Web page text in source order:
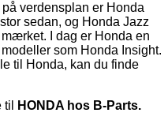
verdensplan er Honda
sedan, og Honda Jazz
I dag er Honda en
som Honda Insight.
til Honda, kan du finde
HONDA hos B-Parts.